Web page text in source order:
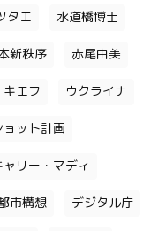
タエ 水道橋博士
新秩序 赤尾由美
キエフ ウクライナ
ット計画
ャリー・マディ
市構想 デジタル庁